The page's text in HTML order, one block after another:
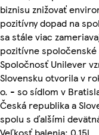
biznisu znižovať
pozitívny dopad na
sa stále viac
pozitívne
Spoločnosť Unilever
Slovensku otvorila v
o. - so sídlom v
Česká republika a
spolu s ďalšími
Veľkosť balenia: 0.15l